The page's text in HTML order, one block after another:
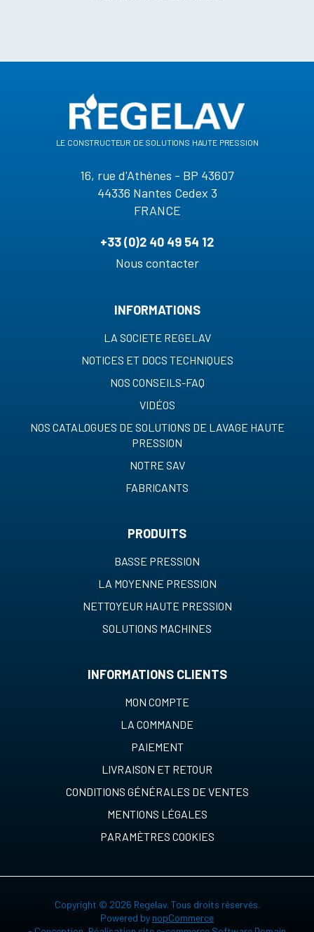
le constructeur de solutions haute pression
16, rue d'Athènes - BP 43607
44336 Nantes Cedex 3
FRANCE
+33 (0)2 40 49 54 12
Nous contacter
INFORMATIONS
LA SOCIETE REGELAV
NOTICES ET DOCS TECHNIQUES
NOS CONSEILS-FAQ
VIDÉOS
NOS CATALOGUES DE SOLUTIONS DE LAVAGE HAUTE
PRESSION
NOTRE SAV
FABRICANTS
PRODUITS
BASSE PRESSION
LA MOYENNE PRESSION
NETTOYEUR HAUTE PRESSION
SOLUTIONS MACHINES
INFORMATIONS CLIENTS
MON COMPTE
LA COMMANDE
PAIEMENT
LIVRAISON ET RETOUR
CONDITIONS GÉNÉRALES DE VENTES
MENTIONS LÉGALES
PARAMÈTRES COOKIES
Copyright © 2026 Regelav. Tous droits réservés.
Powered by nopCommerce